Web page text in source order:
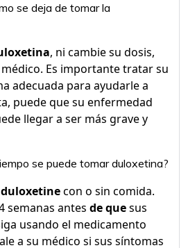
se deja de tomar la
, ni cambie su dosis,
Es importante tratar su
adecuada para ayudarle a
puede que su enfermedad
llegar a ser más grave y
se puede tomar duloxetina?
con o sin comida.
semanas antes de quesus
usando el medicamento
a su médico si sus síntomas